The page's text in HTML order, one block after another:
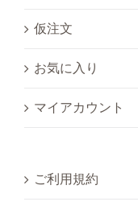
仮注文
お気に入り
マイアカウント
ご利用規約